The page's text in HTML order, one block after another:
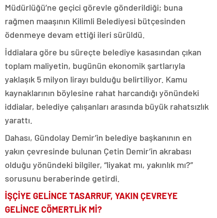
Müdürlüğü’ne geçici görevle gönderildiği; buna
rağmen maaşının Kilimli Belediyesi bütçesinden
ödenmeye devam ettiği ileri sürüldü.
İddialara göre bu süreçte belediye kasasından çıkan
toplam maliyetin, bugünün ekonomik şartlarıyla
yaklaşık 5 milyon lirayı bulduğu belirtiliyor. Kamu
kaynaklarının böylesine rahat harcandığı yönündeki
iddialar, belediye çalışanları arasında büyük rahatsızlık
yarattı.
Dahası, Gündolay Demir’in belediye başkanının en
yakın çevresinde bulunan Çetin Demir’in akrabası
olduğu yönündeki bilgiler, “liyakat mı, yakınlık mı?”
sorusunu beraberinde getirdi.
İŞÇİYE GELİNCE TASARRUF, YAKIN ÇEVREYE
GELİNCE CÖMERTLİK Mİ?